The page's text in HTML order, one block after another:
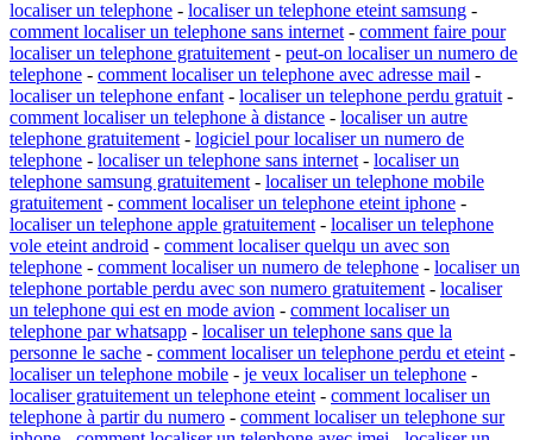
localiser un telephone - localiser un telephone eteint samsung -
comment localiser un telephone sans internet - comment faire pour
localiser un telephone gratuitement - peut-on localiser un numero de
telephone - comment localiser un telephone avec adresse mail -
localiser un telephone enfant - localiser un telephone perdu gratuit -
comment localiser un telephone à distance - localiser un autre
telephone gratuitement - logiciel pour localiser un numero de
telephone - localiser un telephone sans internet - localiser un
telephone samsung gratuitement - localiser un telephone mobile
gratuitement - comment localiser un telephone eteint iphone -
localiser un telephone apple gratuitement - localiser un telephone
vole eteint android - comment localiser quelqu un avec son
telephone - comment localiser un numero de telephone - localiser un
telephone portable perdu avec son numero gratuitement - localiser
un telephone qui est en mode avion - comment localiser un
telephone par whatsapp - localiser un telephone sans que la
personne le sache - comment localiser un telephone perdu et eteint -
localiser un telephone mobile - je veux localiser un telephone -
localiser gratuitement un telephone eteint - comment localiser un
telephone à partir du numero - comment localiser un telephone sur